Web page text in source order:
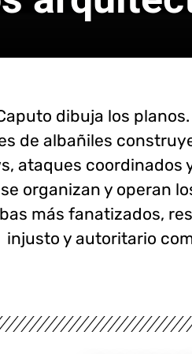
dibuja los
de albañiles
ataques
organizan y operan
más fanatizados,
injusto y autoritario